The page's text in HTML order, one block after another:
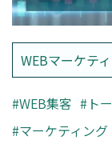
– ホームページ
– レポーティング
Price
WEBマーケテ
#WEB集客 #ト
#マーケティング